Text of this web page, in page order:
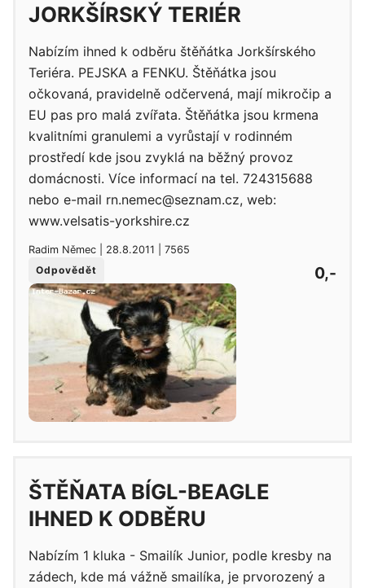
JORKŠÍRSKÝ TERIÉR
Nabízím ihned k odběru štěňátka Jorkšírského
Teriéra. PEJSKA a FENKU. Štěňátka jsou
očkovaná, pravidelně odčervená, mají mikročip a
EU pas pro malá zvířata. Štěňátka jsou krmena
kvalitními granulemi a vyrůstají v rodinném
prostředí kde jsou zvyklá na běžný provoz
domácnosti. Více informací na tel. 724315688
nebo e-mail rn.nemec@seznam.cz, web:
www.velsatis-yorkshire.cz
Radim Němec | 28.8.2011 | 7565
Odpovědět
0,-
ŠTĚŇATA BÍGL-BEAGLE
IHNED K ODBĚRU
Nabízím 1 kluka - Smailík Junior, podle kresby na
zádech, kde má vážně smailíka, je prvorozený a